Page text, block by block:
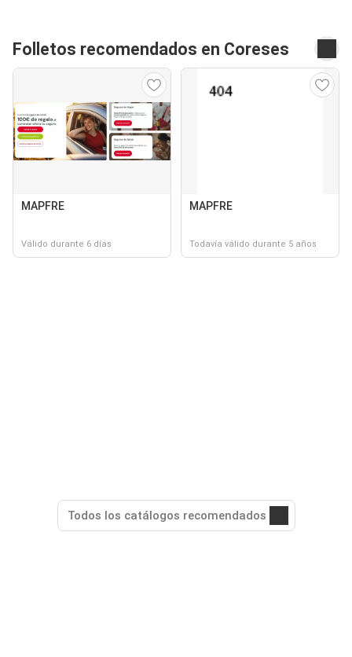
Folletos recomendados en Coreses
MAPFRE
Válido durante 6 días
MAPFRE
Todavía válido durante 5 años
Todos los catálogos recomendados